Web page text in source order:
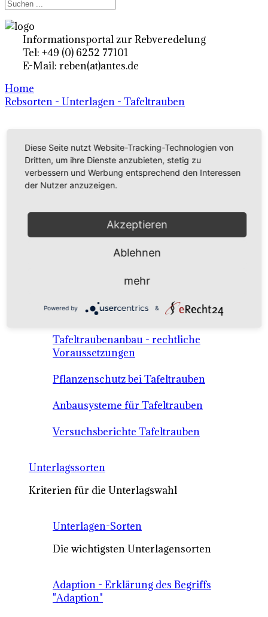
Informationsportal zur Rebveredelung
Tel: +49 (0) 6252 77101
E-Mail: reben(at)antes.de
Home
Rebsorten - Unterlagen - Tafeltrauben
in Deutschland
Tafeltraubensorten
Anbausysteme & Recht
Tafeltrauben A-Z Sortenbeschreibungen
Tafeltraubenanbau - rechtliche
Voraussetzungen
Pflanzenschutz bei Tafeltrauben
Anbausysteme für Tafeltrauben
Versuchsberichte Tafeltrauben
Unterlagssorten
Kriterien für die Unterlagswahl
Unterlagen-Sorten
Die wichtigsten Unterlagensorten
Adaption - Erklärung des Begriffs
"Adaption"
Diese Seite nutzt Website-Tracking-Technologien von
Dritten, um ihre Dienste anzubieten, stetig zu
verbessern und Werbung entsprechend den Interessen
der Nutzer anzuzeigen.
Akzeptieren
Ablehnen
mehr
Powered by &